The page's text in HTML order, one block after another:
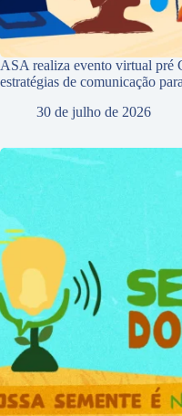
ASA realiza evento virtual pré
estratégias de comunicação
30 de julho de 2026